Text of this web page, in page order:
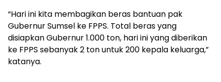
“Hari ini kita membagikan beras bantuan pak
Gubernur Sumsel ke FPPS. Total beras yang
disiapkan Gubernur 1.000 ton, hari ini yang diberikan
ke FPPS sebanyak 2 ton untuk 200 kepala keluarga,”
katanya.